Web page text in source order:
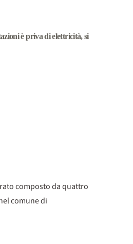
è priva di elettricità, si
composto da quattro
comune di